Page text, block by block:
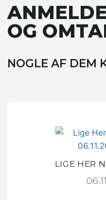
OG
NOGLE AF DEM
LIGE HER